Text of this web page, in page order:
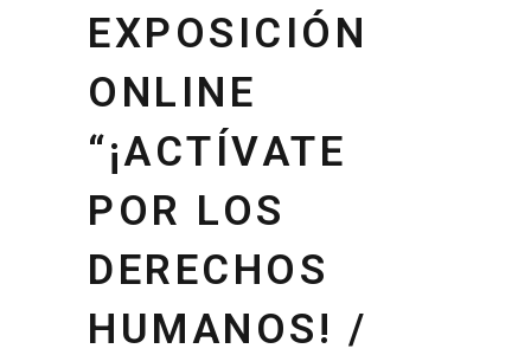
EXPOSICIÓN
ONLINE
“¡ACTÍVATE
POR LOS
DERECHOS
HUMANOS! /